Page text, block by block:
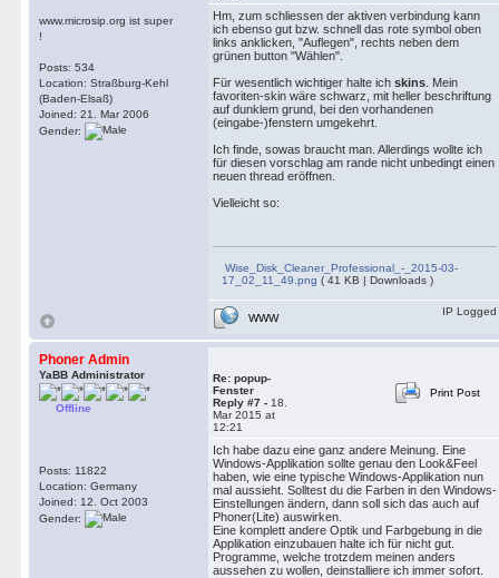
www.microsip.org ist super
!
Posts: 534
Location: Straßburg-Kehl
(Baden-Elsaß)
Joined: 21. Mar 2006
Gender:
Hm, zum schliessen der aktiven verbindung kann
ich ebenso gut bzw. schnell das rote symbol oben
links anklicken, "Auflegen", rechts neben dem
grünen button "Wählen".
Für wesentlich wichtiger halte ich skins . Mein
favoriten-skin wäre schwarz, mit heller beschriftung
auf dunklem grund, bei den vorhandenen
(eingabe-)fenstern umgekehrt.
Ich finde, sowas braucht man. Allerdings wollte ich
für diesen vorschlag am rande nicht unbedingt einen
neuen thread eröffnen.
Vielleicht so:
Wise_Disk_Cleaner_Professional_-_2015-03-
17_02_11_49.png ( 41 KB | Downloads )
WWW
IP Logged
Phoner Admin
YaBB Administrator
Offline
Posts: 11822
Location: Germany
Joined: 12. Oct 2003
Gender:
Re: popup-
Fenster
Reply #7 - 18.
Mar 2015 at
12:21
Print Post
Ich habe dazu eine ganz andere Meinung. Eine
Windows-Applikation sollte genau den Look&Feel
haben, wie eine typische Windows-Applikation nun
mal aussieht. Solltest du die Farben in den Windows-
Einstellungen ändern, dann soll sich das auch auf
Phoner(Lite) auswirken.
Eine komplett andere Optik und Farbgebung in die
Applikation einzubauen halte ich für nicht gut.
Programme, welche trotzdem meinen anders
aussehen zu wollen, deinstalliere ich immer sofort.